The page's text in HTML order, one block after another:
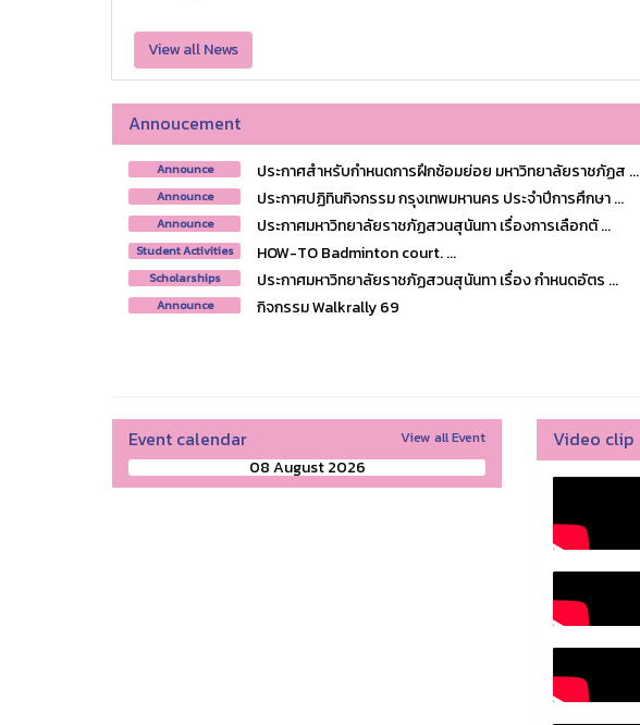
View all News
Annoucement
Announce ประกาศสำหรับกำหนดการฝึกซ้อมย่อย มหาวิทยาลัยราชภัฏส ...
Announce ประกาศปฏิทินกิจกรรม กรุงเทพมหานคร ประจำปีการศึกษา ...
Announce ประกาศมหาวิทยาลัยราชภัฏสวนสุนันทา เรื่องการเลือกตั ...
Student Activities HOW-TO Badminton court. ...
Scholarships ประกาศมหาวิทยาลัยราชภัฏสวนสุนันทา เรื่อง กำหนดอัตร ...
Announce กิจกรรม Walkrally 69
Event calendar View all Event
08 August 2026
Video clip